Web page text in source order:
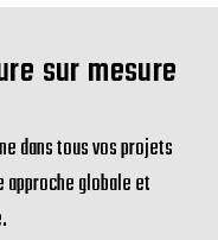
sur mesure
dans tous vos projets
approche globale et